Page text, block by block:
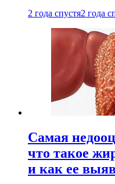
2 года спустя2 года
Самая
что такое
и как ее